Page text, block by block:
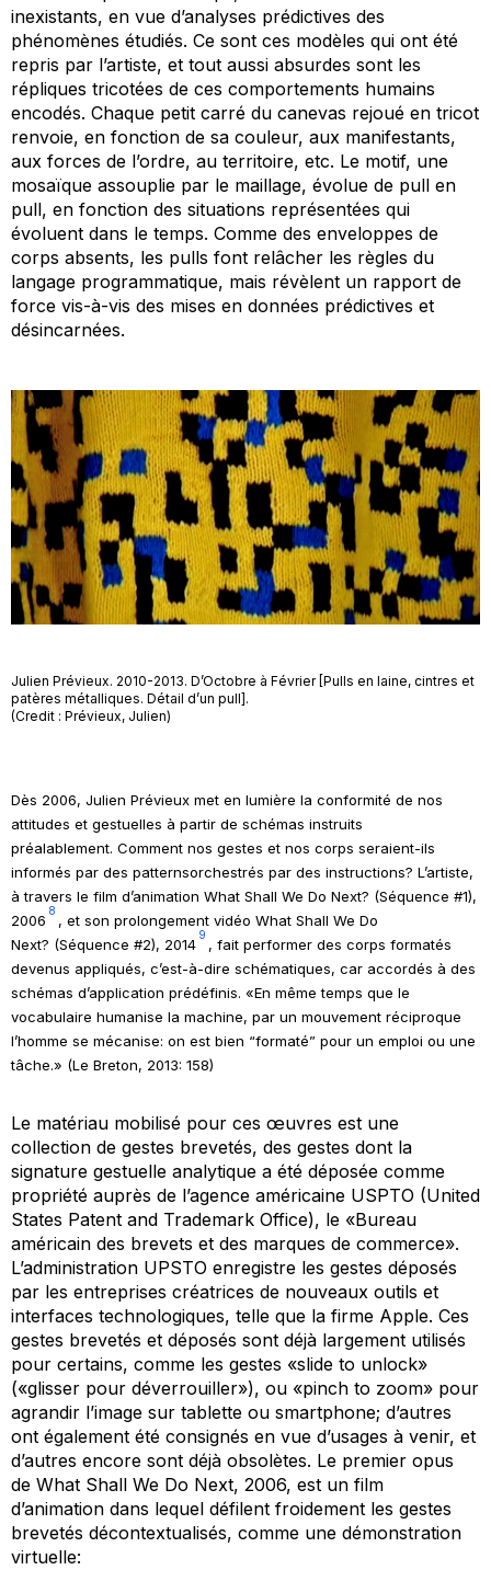
inexistants, en vue d’analyses prédictives des
phénomènes étudiés. Ce sont ces modèles qui ont été
repris par l’artiste, et tout aussi absurdes sont les
répliques tricotées de ces comportements humains
encodés. Chaque petit carré du canevas rejoué en tricot
renvoie, en fonction de sa couleur, aux manifestants,
aux forces de l’ordre, au territoire, etc. Le motif, une
mosaïque assouplie par le maillage, évolue de pull en
pull, en fonction des situations représentées qui
évoluent dans le temps. Comme des enveloppes de
corps absents, les pulls font relâcher les règles du
langage programmatique, mais révèlent un rapport de
force vis-à-vis des mises en données prédictives et
désincarnées.
Julien Prévieux. 2010-2013. D’Octobre à Février [Pulls en laine, cintres et
patères métalliques. Détail d’un pull].
(Credit : Prévieux, Julien)
Dès 2006, Julien Prévieux met en lumière la conformité de nos
attitudes et gestuelles à partir de schémas instruits
préalablement. Comment nos gestes et nos corps seraient-ils
informés par des patternsorchestrés par des instructions? L’artiste,
à travers le film d’animation What Shall We Do Next? (Séquence #1),
2006
8
, et son prolongement vidéo What Shall We Do
Next? (Séquence #2), 2014
9
, fait performer des corps formatés
devenus appliqués, c’est-à-dire schématiques, car accordés à des
schémas d’application prédéfinis. «En même temps que le
vocabulaire humanise la machine, par un mouvement réciproque
l’homme se mécanise: on est bien “formaté” pour un emploi ou une
tâche.» (Le Breton, 2013: 158)
Le matériau mobilisé pour ces œuvres est une
collection de gestes brevetés, des gestes dont la
signature gestuelle analytique a été déposée comme
propriété auprès de l’agence américaine USPTO (United
States Patent and Trademark Office), le «Bureau
américain des brevets et des marques de commerce».
L’administration UPSTO enregistre les gestes déposés
par les entreprises créatrices de nouveaux outils et
interfaces technologiques, telle que la firme Apple. Ces
gestes brevetés et déposés sont déjà largement utilisés
pour certains, comme les gestes «slide to unlock»
(«glisser pour déverrouiller»), ou «pinch to zoom» pour
agrandir l’image sur tablette ou smartphone; d’autres
ont également été consignés en vue d’usages à venir, et
d’autres encore sont déjà obsolètes. Le premier opus
de What Shall We Do Next, 2006, est un film
d’animation dans lequel défilent froidement les gestes
brevetés décontextualisés, comme une démonstration
virtuelle: